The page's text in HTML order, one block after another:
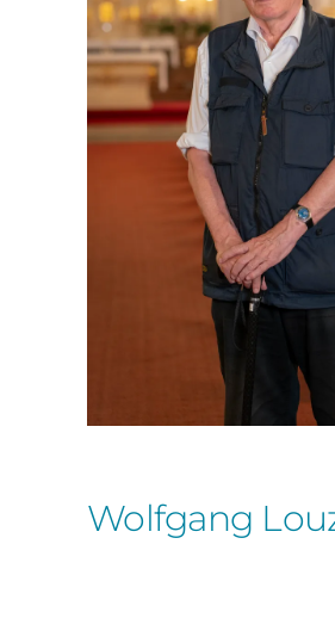
Wolfgang